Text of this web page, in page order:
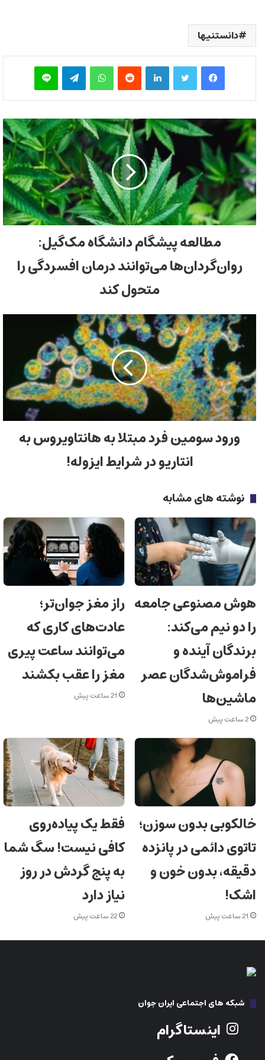
دانستنیها
فیس بوک توییتر لینکدین‫رددیت واتس آپ تلگرام لاین
مطالعه پیشگام دانشگاه مک‌گیل:
روان‌گردان‌ها می‌توانند درمان افسردگی را
متحول کند
ورود سومین فرد مبتلا به هانتاویروس به
انتاریو در شرایط ایزوله!
نوشته های مشابه
هوش مصنوعی جامعه
را دو نیم می‌کند:
برندگان آینده و
فراموش‌شدگان عصر
ماشین‌ها
2 ساعت پیش
راز مغز جوان‌تر؛
عادت‌های کاری که
می‌توانند ساعت پیری
مغز را عقب بکشند
21 ساعت پیش
خالکوبی بدون سوزن؛
تاتوی دائمی در پانزده
دقیقه، بدون خون و
اشک!
21 ساعت پیش
فقط یک پیاده‌روی
کافی نیست! سگ شما
به پنج گردش در روز
نیاز دارد
22 ساعت پیش
شبکه های اجتماعی ایران جوان
اینستاگرام